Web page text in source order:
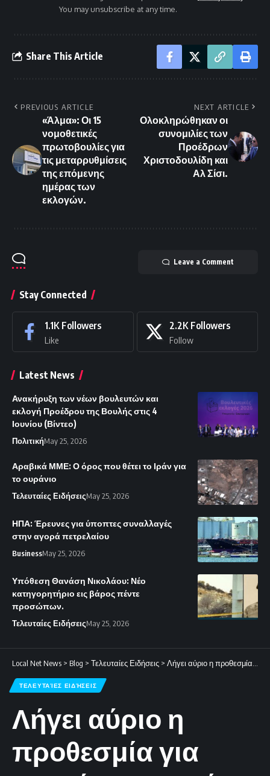
You may unsubscribe at any time.
Share This Article
PREVIOUS ARTICLE
«Άλμα»: Οι 15
νομοθετικές
πρωτοβουλίες για
τις μεταρρυθμίσεις
της επόμενης
ημέρας των
εκλογών.
NEXT ARTICLE
Ολοκληρώθηκαν οι
συνομιλίες των
Προέδρων
Χριστοδουλίδη και
Αλ Σίσι.
Leave a Comment
Stay Connected
1.1K Followers
Like
2.2K Followers
Follow
Latest News
Ανακήρυξη των νέων βουλευτών και
εκλογή Προέδρου της Βουλής στις 4
Ιουνίου (Βίντεο)
ΠολιτικήMay 25, 2026
Αραβικά ΜΜΕ: Ο όρος που θέτει το Ιράν για
το ουράνιο
Τελευταίες ΕιδήσειςMay 25, 2026
ΗΠΑ: Έρευνες για ύποπτες συναλλαγές
στην αγορά πετρελαίου
BusinessMay 25, 2026
Υπόθεση Θανάση Νικολάου: Νέο
κατηγορητήριο εις βάρος πέντε
προσώπων.
Τελευταίες ΕιδήσειςMay 25, 2026
Local Net News > Blog > Τελευταίες Ειδήσεις > Λήγει αύριο η προθεσμία για ανανέωση χωρίς επιπλέον κόστος.
ΤΕΛΕΥΤΑΊΕΣ ΕΙΔΉΣΕΙΣ
Λήγει αύριο η
προθεσμία για